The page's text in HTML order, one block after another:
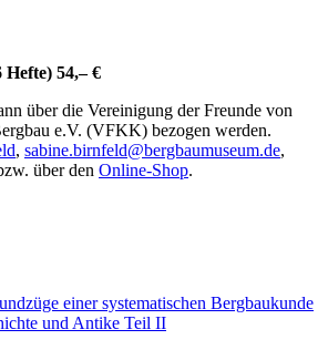
Hefte) 54,– €
über die Vereinigung der Freunde von
e.V. (VFKK) bezogen werden.
, sabine.birnfeld@bergbaumuseum.de,
über den Online-Shop.
einer systematischen Bergbaukunde
und Antike Teil II